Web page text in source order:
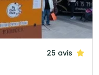
25 avis